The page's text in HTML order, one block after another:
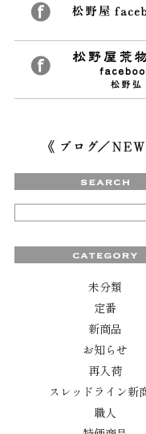
未分類
定番
新商品
お知らせ
再入荷
スレッドライン新
職人